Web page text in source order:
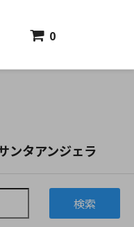
0
ンタアンジェラ
検索